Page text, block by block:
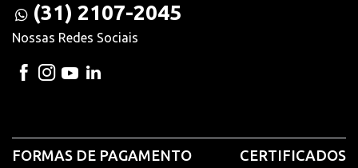
(31) 2107-2045
Nossas Redes Sociais
FORMAS DE PAGAMENTO CERTIFICADOS